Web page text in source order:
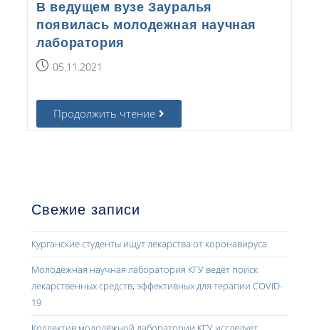
В ведущем вузе Зауралья
появилась молодежная научная
лаборатория
05.11.2021
Продолжить чтение
Свежие записи
Курганские студенты ищут лекарства от коронавируса
Молодёжная научная лаборатория КГУ ведёт поиск
лекарственных средств, эффективных для терапии COVID-
19